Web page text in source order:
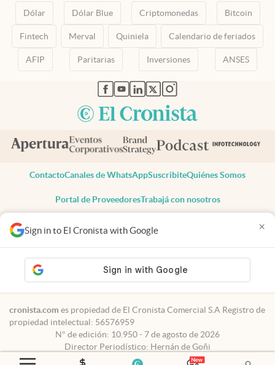
Sign in to El Cronista with Google ×
Dólar Dólar Blue Criptomonedas Bitcoin
Fintech Merval Quiniela Calendario de feriados
AFIP Paritarias Inversiones ANSES
abre en nueva pestaña
abre en nueva pestaña
abre en nueva pestaña
abre en nueva pestaña
abre en nueva pestaña
ContactoCanales de WhatsAppSuscribiteQuiénes Somos
Portal de ProveedoresTrabajá con nosotros
Todos los derechos reservados
Privacidad
Consentimiento
Tel:+54 11 7078-3270
cronista.com es propiedad de El Cronista Comercial S.A Registro de
propiedad intelectual: 56576959
N° de edición: 10.950 - 7 de agosto de 2026
Director Periodístico: Hernán de Goñi